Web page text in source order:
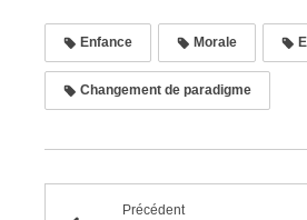
Enfance Morale
Changement de paradigme
Précédent